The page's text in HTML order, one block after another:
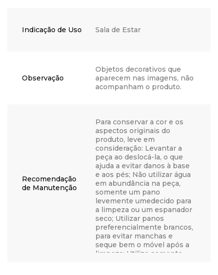
Indicação de Uso Sala de Estar
Observação
Objetos decorativos que
aparecem nas imagens, não
acompanham o produto.
Recomendação
de Manutenção
Para conservar a cor e os
aspectos originais do
produto, leve em
consideração: Levantar a
peça ao deslocá-la, o que
ajuda a evitar danos à base
e aos pés; Não utilizar água
em abundância na peça,
somente um pano
levemente umedecido para
a limpeza ou um espanador
seco; Utilizar panos
preferencialmente brancos,
para evitar manchas e
seque bem o móvel após a
limpeza; Utilize somente